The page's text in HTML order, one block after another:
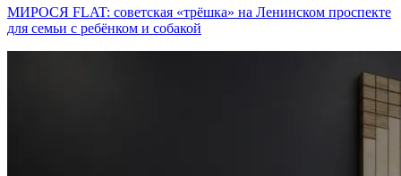
МИРОСЯ FLAT: советская «трёшка» на Ленинском проспекте
для семьи с ребёнком и собакой